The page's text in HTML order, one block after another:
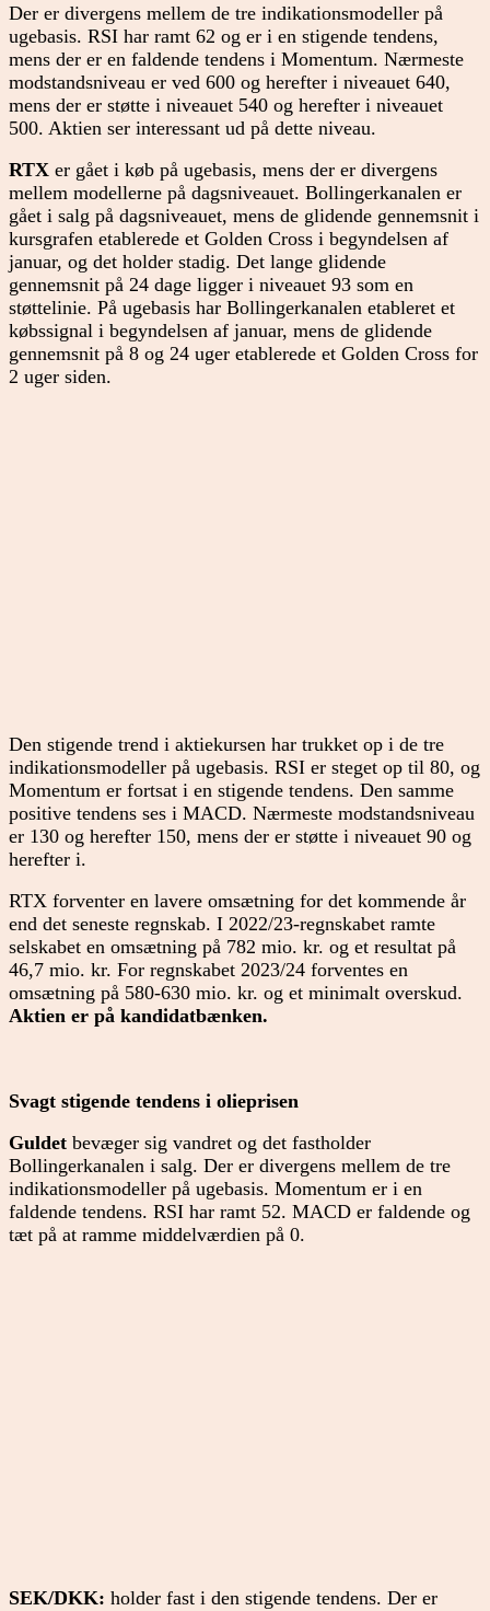
Der er divergens mellem de tre indikationsmodeller på
ugebasis. RSI har ramt 62 og er i en stigende tendens,
mens der er en faldende tendens i Momentum. Nærmeste
modstandsniveau er ved 600 og herefter i niveauet 640,
mens der er støtte i niveauet 540 og herefter i niveauet
500. Aktien ser interessant ud på dette niveau.
RTX er gået i køb på ugebasis, mens der er divergens
mellem modellerne på dagsniveauet. Bollingerkanalen er
gået i salg på dagsniveauet, mens de glidende gennemsnit i
kursgrafen etablerede et Golden Cross i begyndelsen af
januar, og det holder stadig. Det lange glidende
gennemsnit på 24 dage ligger i niveauet 93 som en
støttelinie. På ugebasis har Bollingerkanalen etableret et
købssignal i begyndelsen af januar, mens de glidende
gennemsnit på 8 og 24 uger etablerede et Golden Cross for
2 uger siden.
Den stigende trend i aktiekursen har trukket op i de tre
indikationsmodeller på ugebasis. RSI er steget op til 80, og
Momentum er fortsat i en stigende tendens. Den samme
positive tendens ses i MACD. Nærmeste modstandsniveau
er 130 og herefter 150, mens der er støtte i niveauet 90 og
herefter i.
RTX forventer en lavere omsætning for det kommende år
end det seneste regnskab. I 2022/23-regnskabet ramte
selskabet en omsætning på 782 mio. kr. og et resultat på
46,7 mio. kr. For regnskabet 2023/24 forventes en
omsætning på 580-630 mio. kr. og et minimalt overskud.
Aktien er på kandidatbænken.
Svagt stigende tendens i olieprisen
Guldet bevæger sig vandret og det fastholder
Bollingerkanalen i salg. Der er divergens mellem de tre
indikationsmodeller på ugebasis. Momentum er i en
faldende tendens. RSI har ramt 52. MACD er faldende og
tæt på at ramme middelværdien på 0.
SEK/DKK: holder fast i den stigende tendens. Der er